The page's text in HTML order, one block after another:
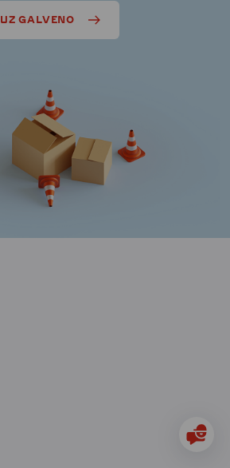
UZ GALVENO